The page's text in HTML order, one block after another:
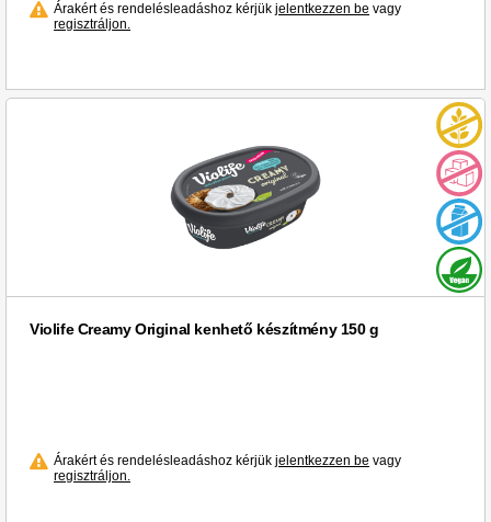
Árakért és rendelésleadáshoz kérjük jelentkezzen be vagy
regisztráljon.
Violife Creamy Original kenhető készítmény 150 g
Árakért és rendelésleadáshoz kérjük jelentkezzen be vagy
regisztráljon.